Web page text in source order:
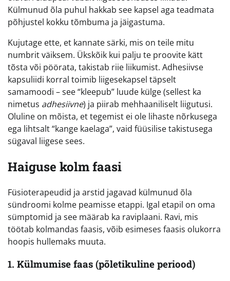
Külmunud õla puhul hakkab see kapsel aga teadmata
põhjustel kokku tõmbuma ja jäigastuma.
Kujutage ette, et kannate särki, mis on teile mitu
numbrit väiksem. Ükskõik kui palju te proovite kätt
tõsta või pöörata, takistab riie liikumist. Adhesiivse
kapsuliidi korral toimib liigesekapsel täpselt
samamoodi – see “kleepub” luude külge (sellest ka
nimetus adhesiivne) ja piirab mehhaaniliselt liigutusi.
Oluline on mõista, et tegemist ei ole lihaste nõrkusega
ega lihtsalt “kange kaelaga”, vaid füüsilise takistusega
sügaval liigese sees.
Haiguse kolm faasi
Füsioterapeudid ja arstid jagavad külmunud õla
sündroomi kolme peamisse etappi. Igal etapil on oma
sümptomid ja see määrab ka raviplaani. Ravi, mis
töötab kolmandas faasis, võib esimeses faasis olukorra
hoopis hullemaks muuta.
1. Külmumise faas (põletikuline periood)